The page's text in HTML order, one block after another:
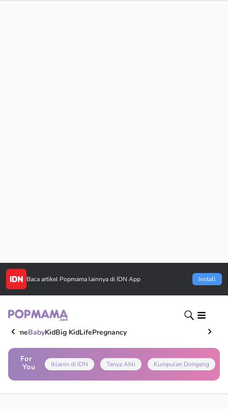
Baca artikel Popmama lainnya di IDN App Install
HomeBabyKidBig KidLifePregnancy
For
You
Iklanin di IDN Tanya Ahli Kumpulan Dongeng